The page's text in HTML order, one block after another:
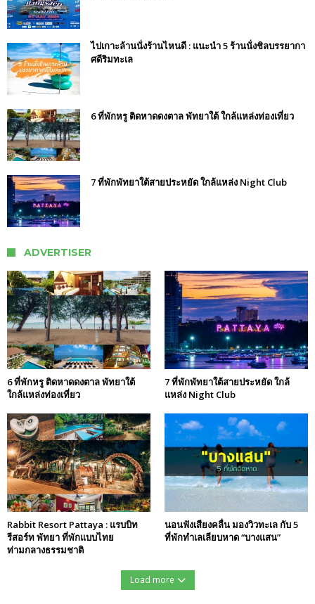
ไปเกาะล้านนั่งร้านไหนดี : แนะนำ 5 ร้านนั่งชิลบรรยากา
ศดีริมทะเล
6 ที่พักหรู ติดหาดดงตาล พัทยาใต้ ใกล้แหล่งท่องเที่ยว
7 ที่พักพัทยาใต้สายประหยัด ใกล้แหล่ง Night Club
ADVERTISER
6 ที่พักหรู ติดหาดดงตาล พัทยาใต้
ใกล้แหล่งท่องเที่ยว
7 ที่พักพัทยาใต้สายประหยัด ใกล้
แหล่ง Night Club
Rabbit Resort Pattaya : แรบบิท
รีสอร์ท พัทยา ที่พักแบบไทย
ท่ามกลางธรรมชาติ
นอนฟังเสียงคลื่น มองวิวทะเล กับ 5
ที่พักทำเลเลียบหาด “บางแสน”
Load more